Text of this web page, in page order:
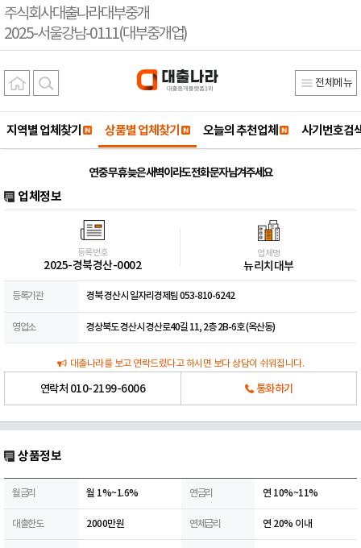
주식회사대출나라대부중개
2025-서울강남-0111(대부중개업)
전체메뉴
지역별 업체찾기 상품별 업체찾기 오늘의 추천업체 사기번호검
연 중 무 휴 늦은 새벽이라도 전화 문자 남겨주세요
업체정보
등록번호
2025-경북경산-0002
업체명
뉴리치대부
등록기관 경북 경산시 일자리경제팀 053-810-6242
영업소 경상북도 경산시 경산로40길 11, 2층 2B-6호 (옥산동)
대출나라를 보고 연락드렸다고 하시면 보다 상담이 쉬워집니다.
연락처 010-2199-6006 통화하기
상품정보
월금리 월 1%~1.6% 연금리 연 10%~11%
대출한도 2000만원 연체금리 연 20% 이내